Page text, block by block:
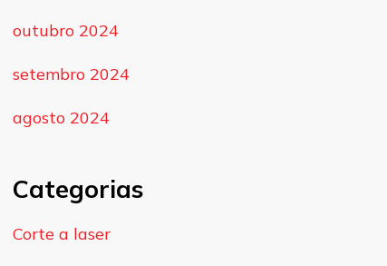
outubro 2024
setembro 2024
agosto 2024
Categorias
Corte a laser